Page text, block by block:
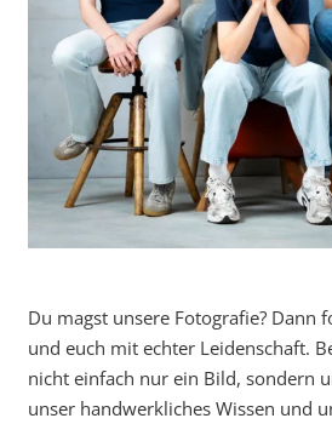
Du magst unsere Fotografie? Dann
und euch mit echter Leidenschaft.
nicht einfach nur ein Bild, sondern
unser handwerkliches Wissen und